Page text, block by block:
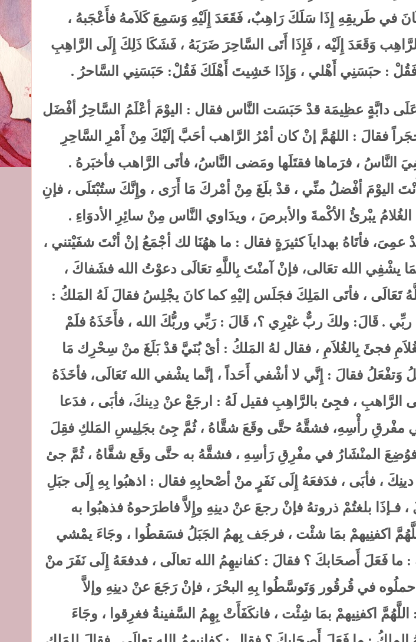
في طَريقِهِ إِذَا سَلَكَ رَاهِبٌ، فَقَعَدَ إِلَيْهِ وَسَمِعَ كَلاَمهُ فأَعْجَبهُ ،
وَقَعَدَ إِلَيْه ، فَإِذَا أَتَى السَّاحِرَ ضَرَبَهُ ، فَشَكَا ذَلِكَ إِلَى الرَّاهِبِ
: حبَسَنِي أَهْلي ، وَإِذَا خَشِيتَ أَهْلَكَ فَقُلْ: حَبَسَنِي السَّاحرُ .
عَلَى دابَّةٍ عظِيمَة قدْ حَبَسَت النَّاس فقال : اليوْمَ أعْلَمُ السَّاحِرُ أفْضَل
فقالَ : اللهُمَّ إنْ كان أمْرُ الرَّاهب أحَبَّ إلَيْكَ مِنْ أَمْرِ السَّاحِرِ
النَّاسُ ، فرَماها فقتَلَها ومَضى النَّاسُ، فأتَى الرَّاهب فأخبَرهُ .
اليوْمَ أفْضلُ منِّي ، قدْ بلَغَ مِنْ أمْركَ مَا أَرَى ، وإِنَّكَ ستُبْتَلَى ، فإنِ
يبْرئُ الأكْمةَ والأبرصَ ، ويدَاوي النَّاس مِنْ سائِرِ الأدوَاءِ .
فأتَاهُ بهداياَ كثيرَةٍ فقال : ما ههُنَا لك أجْمَعُ إنْ أنْتَ شفَيْتني ،
يشْفِي الله تعَالى، فإنْ آمنْتَ بِاللَّهِ تعَالَى دعوْتُ الله فشَفاكَ ،
تَعَالَى ، فأتَى المَلِكَ فجَلَس إليْهِ كما كانَ يجْلِسُ فقالَ لَهُ المَلكُ :
. قَالَ: ولكَ ربٌّ غيْرِي ؟، قَالَ : رَبِّي وربُّكَ الله ، فأَخَذَهُ فلَمْ
فجئَ بِالغُلاَمِ ، فقال لهُ المَلكُ : أىْ بُنَيَّ قدْ بَلَغَ منْ سِحْرِك مَا
وَتفْعَلُ فقالَ : إِنَّي لا أشْفي أَحَداً ، إنَّما يشْفي الله تَعَالَى، فأخَذَهُ
الرَّاهبِ ، فجِئ بالرَّاهِبِ فقيل لَهُ : ارجَعْ عنْ دِينكَ، فأبَى ، فدَعا
مفْرقِ رأْسِهِ، فشقَّهُ حتَّى وقَعَ شقَّاهُ ، ثُمَّ جِئ بجَلِيسِ المَلكِ فقِلَ
فوُضِعَ المنْشَارُ في مفْرِقِ رَأسِهِ ، فشقَّهُ به حتَّى وقَع شقَّاهُ ، ثُمَّ جئ
، فأبَى ، فدَفعَهُ إِلَى نَفَرٍ منْ أصْحابِهِ فقال : اذهبُوا بِهِ إِلَى جبَلِ
فـإذَا بلغتُمْ ذروتهُ فإنْ رجعَ عنْ دينِهِ وإِلاَّ فاطرَحوهُ فذهبُوا به
اكفنِيهمْ بمَا شئْت ، فرجَف بِهمُ الجَبَلُ فسَقطُوا ، وجَاءَ يمْشي
: ما فَعَلَ أَصحَابكَ ؟ فقالَ : كفانيهِمُ الله تعالَى ، فدفعَهُ إِلَى نَفَرَ منْ
في قُرقُور وَتَوسَّطُوا بِهِ البحْرَ ، فإنْ رَجَعَ عنْ دينِهِ وإلاَّ
اكفنِيهمْ بمَا شِئْت ، فانكَفَأَتْ بِهِمُ السَّفينةُ فغرِقوا ، وجَاءَ